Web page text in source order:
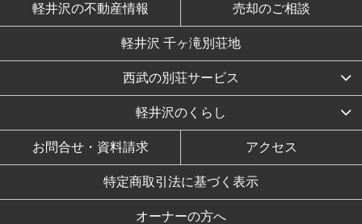
軽井沢の不動産情報 売却のご相談
軽井沢 千ヶ滝別荘地
西武の別荘サービス
軽井沢のくらし
お問合せ・資料請求 アクセス
特定商取引法に基づく表示
オーナーの方へ